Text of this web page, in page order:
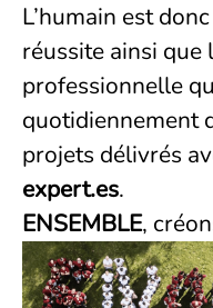
L’humain est
réussite ainsi que
professionnelle
quotidiennement
projets délivrés
expert.es.
ENSEMBLE,